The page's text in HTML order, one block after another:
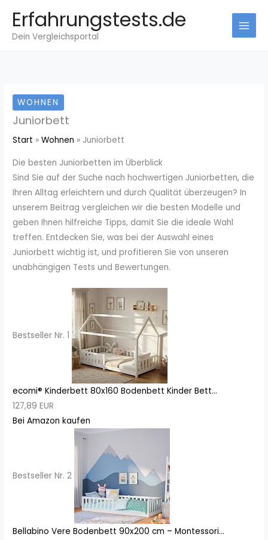
Inhalt
springen
Erfahrungstests.de
Dein Vergleichsportal
WOHNEN
Juniorbett
Start Wohnen Juniorbett
Die besten Juniorbetten im Überblick
Sind Sie auf der Suche nach hochwertigen Juniorbetten, die
Ihren Alltag erleichtern und durch Qualität überzeugen? In
unserem Beitrag vergleichen wir die besten Modelle und
geben Ihnen hilfreiche Tipps, damit Sie die ideale Wahl
treffen. Entdecken Sie, was bei der Auswahl eines
Juniorbett wichtig ist, und profitieren Sie von unseren
unabhängigen Tests und Bewertungen.
Bestseller Nr. 1
ecomi® Kinderbett 80x160 Bodenbett Kinder Bett...
127,89 EUR
Bei Amazon kaufen
Bestseller Nr. 2
Bellabino Vere Bodenbett 90x200 cm – Montessori...